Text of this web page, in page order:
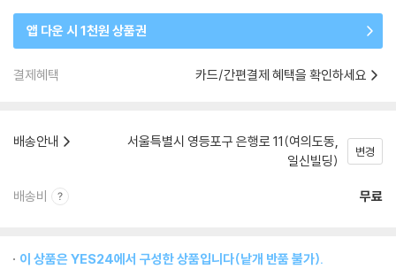
앱 다운 시 1천원 상품권
결제혜택 카드/간편결제 혜택을 확인하세요
배송안내
서울특별시 영등포구 은행로 11(여의도동,
일신빌딩)
변경
배송비 무료
이 상품은 YES24에서 구성한 상품입니다(낱개 반품 불가).